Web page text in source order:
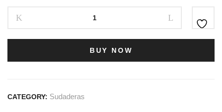
BUY NOW
CATEGORY: Sudaderas